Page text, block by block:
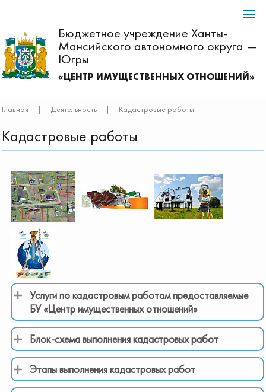
Бюджетное учреждение Ханты-
Мансийского автономного округа —
Югры
«ЦЕНТР ИМУЩЕСТВЕННЫХ ОТНОШЕНИЙ»
Главная | Деятельность | Кадастровые работы
Кадастровые работы
Услуги по кадастровым работам предоставляемые
БУ «Центр имущественных отношений»
Блок-схема выполнения кадастровых работ
Этапы выполнения кадастровых работ